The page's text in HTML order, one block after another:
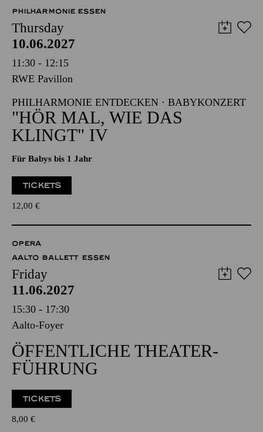
PHILHARMONIE ESSEN
Thursday
10.06.2027
11:30 - 12:15
RWE Pavillon
PHILHARMONIE ENTDECKEN · BABYKONZERT
"HÖR MAL, WIE DAS
KLINGT" IV
Für Babys bis 1 Jahr
TICKETS
12,00 €
OPERA
AALTO BALLETT ESSEN
Friday
11.06.2027
15:30 - 17:30
Aalto-Foyer
ÖFFENTLICHE THEATER­
FÜHRUNG
TICKETS
8,00 €